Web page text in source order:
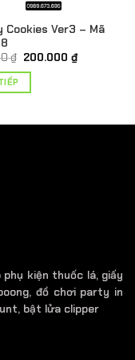
Cookies Ver3 – Mã
₫ Giá
là:
200.000 ₫Giá
hiện
kiện thuốc lá, giấy
đồ chơi party in
bật lửa clipper